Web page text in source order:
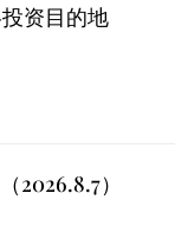
资目的地
2026.8.7）